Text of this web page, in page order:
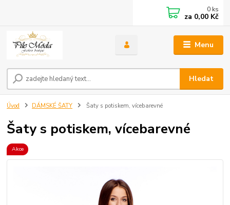
Menu
Hledat
0 ks
za 0,00 Kč
Úvod DÁMSKÉ ŠATY Šaty s potiskem, vícebarevné
Šaty s potiskem, vícebarevné
Akce